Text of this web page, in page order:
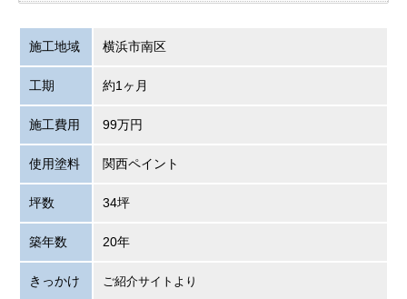
施工地域 横浜市南区
工期 約1ヶ月
施工費用 99万円
使用塗料 関西ペイント
坪数 34坪
築年数 20年
きっかけ ご紹介サイトより